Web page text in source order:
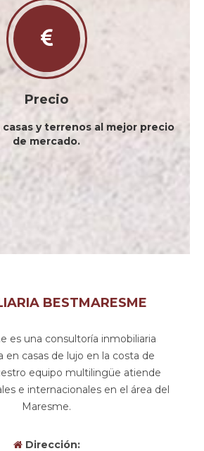
Precio
y terrenos al mejor precio
de mercado.
BESTMARESME
es una consultoría inmobiliaria
en casas de lujo en la costa de
equipo multilingüe atiende
e internacionales en el área del
Maresme.
Dirección: